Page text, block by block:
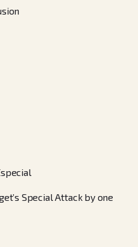
Special Attack by one